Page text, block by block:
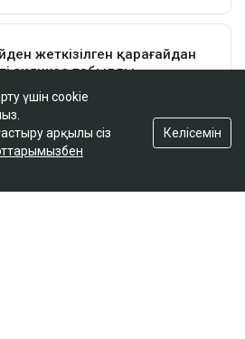
үшін cookie
арқылы сіз
Келісемін